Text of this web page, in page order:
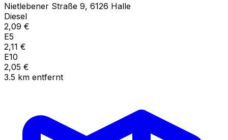
Nietlebener Straße 9, 6126 Halle
Diesel
2,09 €
E5
2,11 €
E10
2,05 €
3.5 km entfernt